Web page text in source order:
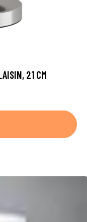
21 CM